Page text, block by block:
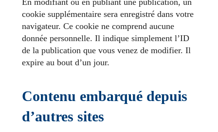
En modifiant ou en publiant une publication, un
cookie supplémentaire sera enregistré dans votre
navigateur. Ce cookie ne comprend aucune
donnée personnelle. Il indique simplement l’ID
de la publication que vous venez de modifier. Il
expire au bout d’un jour.
Contenu embarqué depuis
d’autres sites